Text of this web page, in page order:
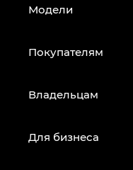
Модели
Покупателям
Владельцам
Для бизнеса